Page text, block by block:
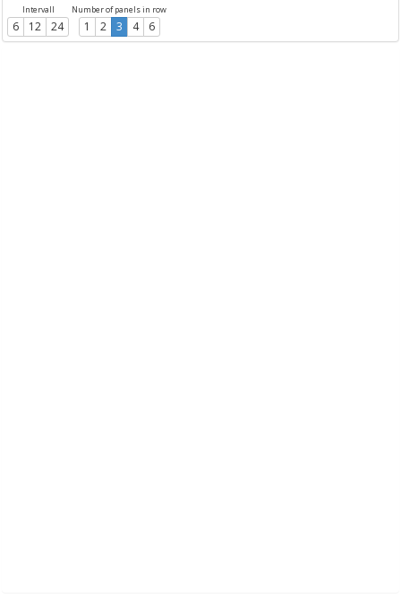
Intervall
6 12 24
Number of panels in row
1 2 3 4 6